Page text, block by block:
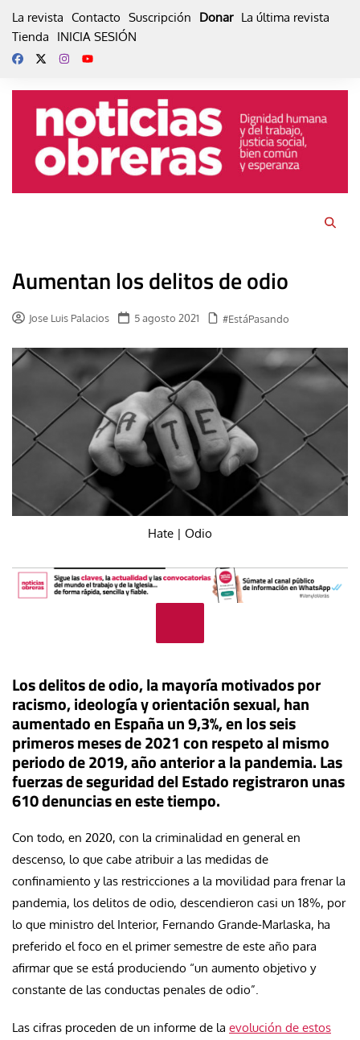
La revista Contacto Suscripción Donar La última revista
Tienda
INICIA SESIÓN
Aumentan los delitos de odio
Jose Luis Palacios 5 agosto 2021 #EstáPasando
Hate | Odio
Los delitos de odio, la mayoría motivados por
racismo, ideología y orientación sexual, han
aumentado en España un 9,3%, en los seis
primeros meses de 2021 con respeto al mismo
periodo de 2019, año anterior a la pandemia. Las
fuerzas de seguridad del Estado registraron unas
610 denuncias en este tiempo.
Con todo, en 2020, con la criminalidad en general en
descenso, lo que cabe atribuir a las medidas de
confinamiento y las restricciones a la movilidad para frenar la
pandemia, los delitos de odio, descendieron casi un 18%, por
lo que ministro del Interior, Fernando Grande-Marlaska, ha
preferido el foco en el primer semestre de este año para
afirmar que se está produciendo “un aumento objetivo y
constante de las conductas penales de odio”.
Las cifras proceden de un informe de la evolución de estos